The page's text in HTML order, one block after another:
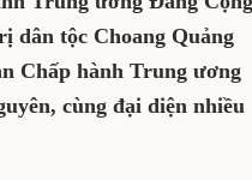
sản Trung Quốc, Phó
Quảng Tây; đồng
hành Trung
Thái Nguyên,